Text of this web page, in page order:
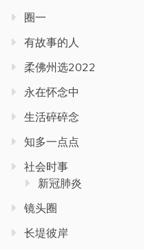
圈一
有故事的人
柔佛州选2022
永在怀念中
生活碎碎念
知多一点点
社会时事
新冠肺炎
镜头圈
长堤彼岸